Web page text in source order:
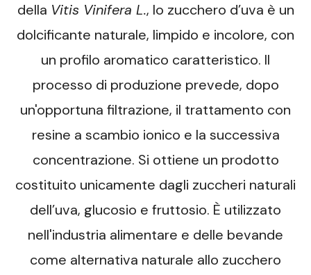
della Vitis Vinifera L., lo zucchero d’uva è un
dolcificante naturale, limpido e incolore, con
un profilo aromatico caratteristico. Il
processo di produzione prevede, dopo
un'opportuna filtrazione, il trattamento con
resine a scambio ionico e la successiva
concentrazione. Si ottiene un prodotto
costituito unicamente dagli zuccheri naturali
dell’uva, glucosio e fruttosio. È utilizzato
nell'industria alimentare e delle bevande
come alternativa naturale allo zucchero